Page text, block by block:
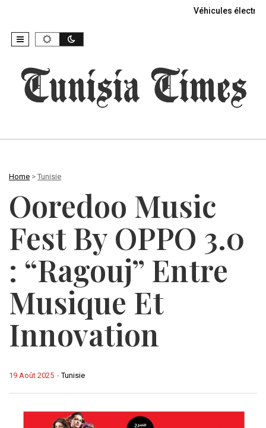
Véhicules
Home > Tunisie
Ooredoo Music
Fest By OPPO 3.0
: “Ragouj” Entre
Musique Et
Innovation
-Tunisie
19 Août 2025